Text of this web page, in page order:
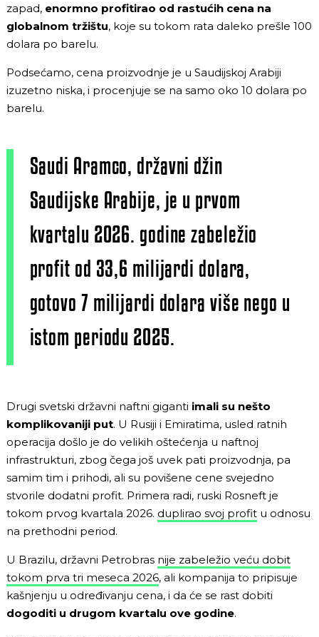
zapad, enormno profitirao od rastućih cena na
globalnom tržištu, koje su tokom rata daleko prešle 100
dolara po barelu.
Podsećamo, cena proizvodnje je u Saudijskoj Arabiji
izuzetno niska, i procenjuje se na samo oko 10 dolara po
barelu.
Saudi Aramco, državni džin
Saudijske Arabije, je u prvom
kvartalu 2026. godine zabeležio
profit od 33,6 milijardi dolara,
gotovo 7 milijardi dolara više nego u
istom periodu 2025.
Drugi svetski državni naftni giganti imali su nešto
komplikovaniji put. U Rusiji i Emiratima, usled ratnih
operacija došlo je do velikih oštećenja u naftnoj
infrastrukturi, zbog čega još uvek pati proizvodnja, pa
samim tim i prihodi, ali su povišene cene svejedno
stvorile dodatni profit. Primera radi, ruski Rosneft je
tokom prvog kvartala 2026. duplirao svoj profit u odnosu
na prethodni period.
U Brazilu, državni Petrobras nije zabeležio veću dobit
tokom prva tri meseca 2026, ali kompanija to pripisuje
kašnjenju u određivanju cena, i da će se rast dobiti
dogoditi u drugom kvartalu ove godine.